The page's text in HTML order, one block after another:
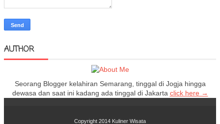
AUTHOR
Seorang Blogger kelahiran Semarang, tinggal di Jogja hingga
dewasa dan saat ini kadang ada tinggal di Jakarta click here →
Copyright 2014 Kuliner Wisata